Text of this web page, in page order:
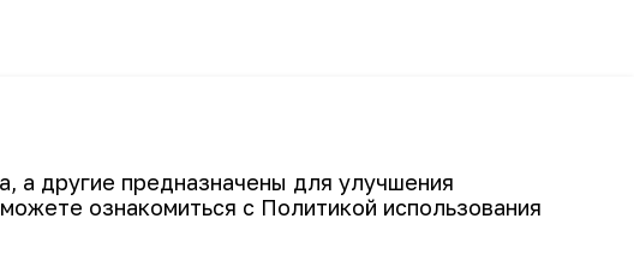
а другие предназначены для улучшения
ознакомиться с Политикой использования